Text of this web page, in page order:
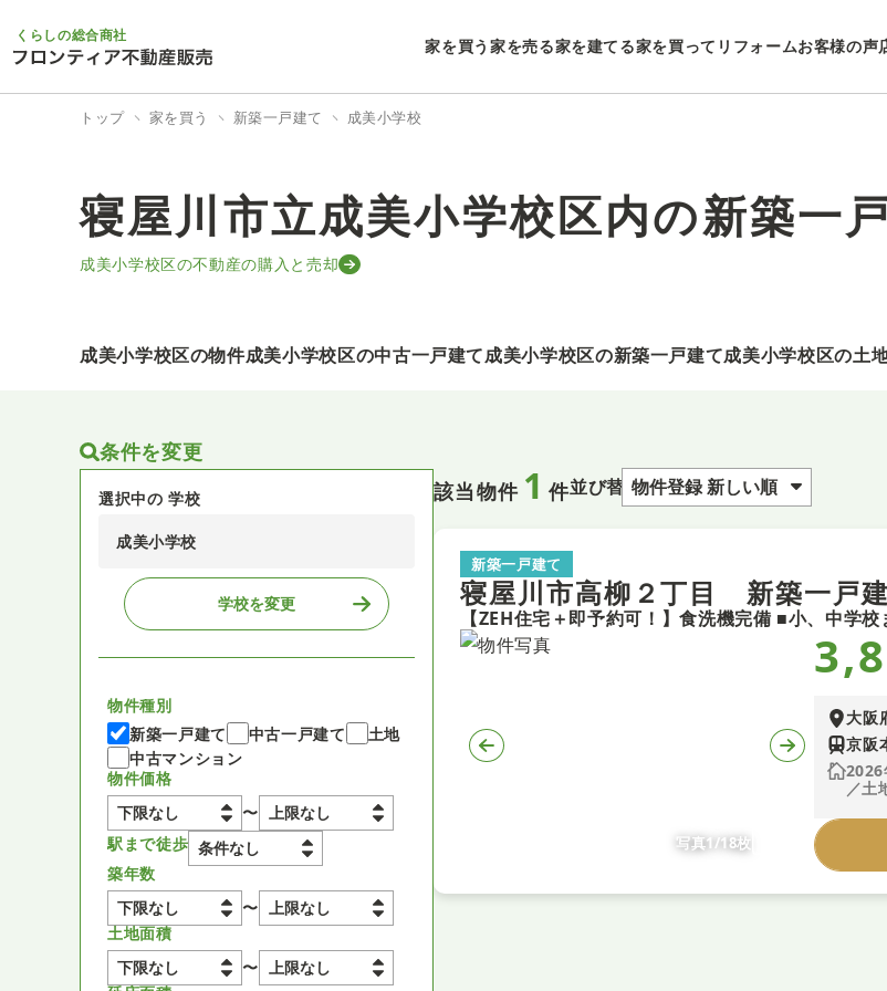
くらしの総合商社
家を買う 家を売る家を建てる家を買ってリフォームお客様の声
トップ 家を買う 新築一戸建て 成美小学校
寝屋川市立成美小学校区内の新築一
成美小学校区の不動産の購入と売却
成美小学校区の物件成美小学校区の中古一戸建て成美小学校区の新築一戸建て成美小学校区の土
条件を変更
選択中の 学校
成美小学校
学校を変更
物件種別
新築一戸建て
中古一戸建て
土地
中古マンション
物件価格
〜
駅まで徒歩
築年数
〜
土地面積
〜
該当物件 1 件並び替え
新築一戸建て
寝屋川市高柳２丁目 新築一
写真1/18枚
大阪
京阪
2026
／土